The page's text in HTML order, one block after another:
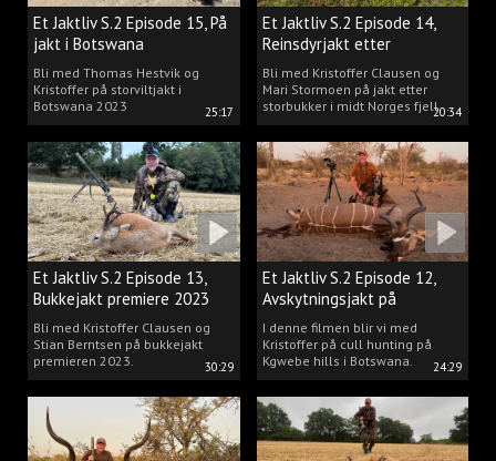
25:17
Et Jaktliv S.2 Episode 15, På
jakt i Botswana
Bli med Thomas Hestvik og
Kristoffer på storviltjakt i
Botswana 2023
20:34
Et Jaktliv S.2 Episode 14,
Reinsdyrjakt etter
storbukker.
Bli med Kristoffer Clausen og
Mari Stormoen på jakt etter
storbukker i midt Norges fjell.
30:29
Et Jaktliv S.2 Episode 13,
Bukkejakt premiere 2023
Bli med Kristoffer Clausen og
Stian Berntsen på bukkejakt
premieren 2023.
24:29
Et Jaktliv S.2 Episode 12,
Avskytningsjakt på
antiloper i Botswana
I denne filmen blir vi med
Kristoffer på cull hunting på
Kgwebe hills i Botswana.